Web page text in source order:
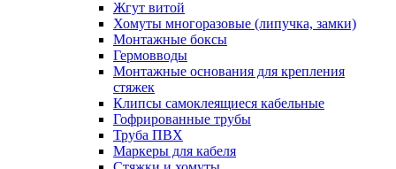
Жгут витой
Хомуты многоразовые (липучка, замки)
Монтажные боксы
Гермовводы
Монтажные основания для крепления
стяжек
Клипсы самоклеящиеся кабельные
Гофрированные трубы
Труба ПВХ
Маркеры для кабеля